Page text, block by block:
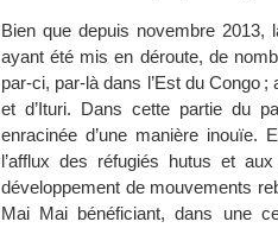
Bien que depuis novembre
ayant été mis en déroute, de
par-ci, par-là dans l’Est du Congo
et d’Ituri. Dans cette partie du
enracinée d’une manière inouïe.
l’afflux des réfugiés hutus et
développement de mouvements
Mai Mai bénéficiant, dans une